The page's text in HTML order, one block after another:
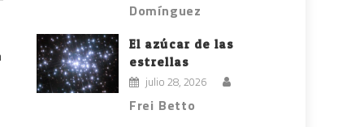
Domínguez
El azúcar de las
estrellas
julio 28, 2026
Frei Betto